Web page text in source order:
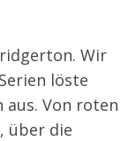
Wir
löste
aus. Von roten
über die